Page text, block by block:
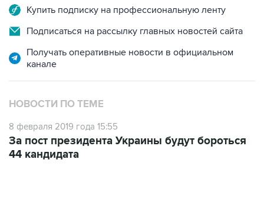
Подписаться на рассылку главных новостей сайта
Получать оперативные новости в официальном
НОВОСТИ ПО ТЕМЕ
8 февраля 2019 года 15:55
44 кандидата